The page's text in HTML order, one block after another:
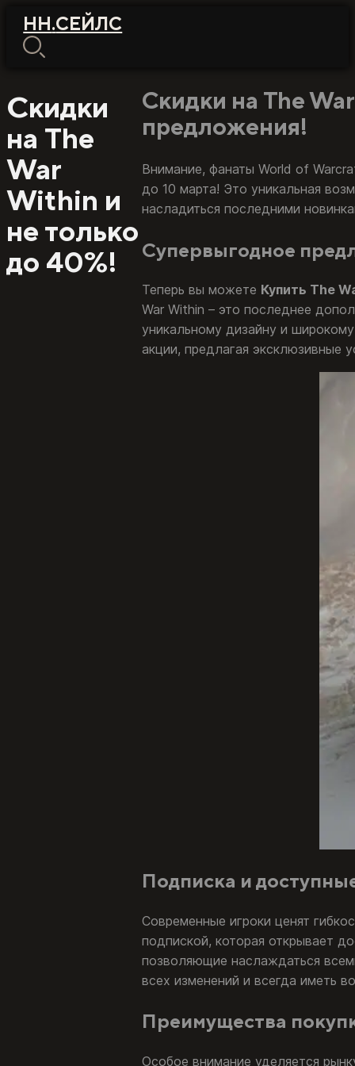
НН.СЕЙЛС
Скидки
на The
War
Within и
не только
до 40%!
Скидки на The
предложения!
Внимание, фанаты World of
до 10 марта! Это уникальная
насладиться последними
Супервыгодное
Теперь вы можете Купить The
War Within – это последнее
уникальному дизайну и
акции, предлагая эксклюзивные
Подписка и
Современные игроки ценят
подпиской, которая открывает
позволяющие наслаждаться
всех изменений и всегда иметь
Преимущества
Особое внимание уделяется